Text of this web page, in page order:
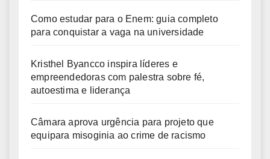
Como estudar para o Enem: guia completo
para conquistar a vaga na universidade
Kristhel Byancco inspira líderes e
empreendedoras com palestra sobre fé,
autoestima e liderança
Câmara aprova urgência para projeto que
equipara misoginia ao crime de racismo